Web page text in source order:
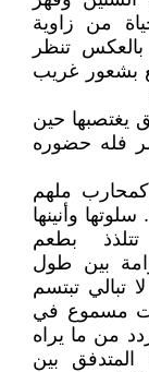
من زاوية
تنظر
بشعور غريب
يغتصبها حين
فله حضوره
كمحارب ملهم
وأنينها
بطعم
بين طول
تبالي تبتسم
مسموع في
من ما يراه
المتدفق بين